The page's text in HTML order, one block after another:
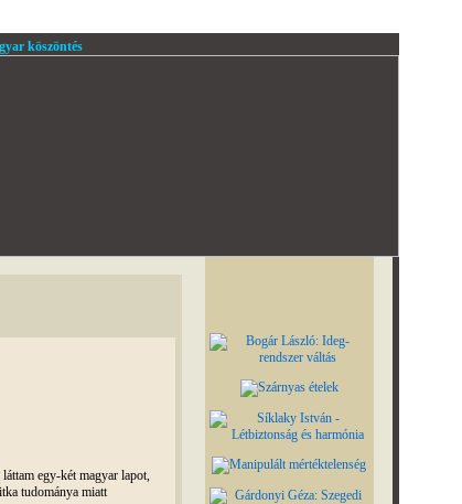
köszöntés
egy-két magyar lapot,
tudománya miatt